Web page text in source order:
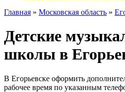
Главная » Московская область »
Детские
школы в
В Егорьевске оформить
рабочее время по указанным